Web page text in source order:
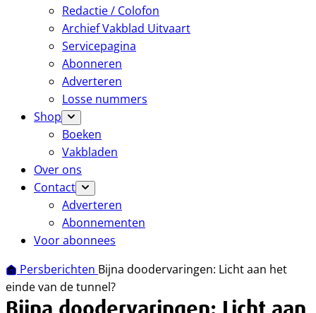
Redactie / Colofon
Archief Vakblad Uitvaart
Servicepagina
Abonneren
Adverteren
Losse nummers
Shop
Boeken
Vakbladen
Over ons
Contact
Adverteren
Abonnementen
Voor abonnees
Persberichten Bijna doodervaringen: Licht aan het
einde van de tunnel?